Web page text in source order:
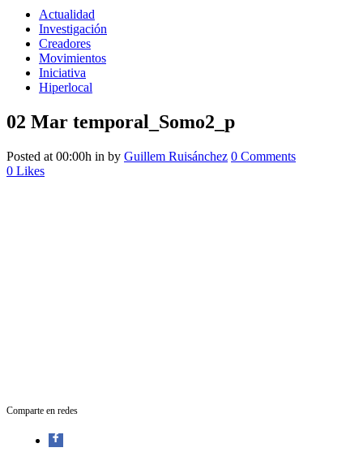
Actualidad
Investigación
Creadores
Movimientos
Iniciativa
Hiperlocal
02 Mar temporal_Somo2_p
Posted at 00:00h in by Guillem Ruisánchez 0 Comments
0 Likes
Comparte en redes